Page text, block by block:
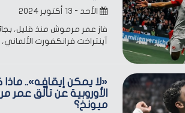
الأحد - ١٣ أكتوبر ٢٠٢٤
فاز عمر مرموش منذ قليل،
آينتراخت فرانكفورت الألماني،
«لا يمكن إيقافه»..
الأوروبية عن تألّق عمر
ميونخ؟